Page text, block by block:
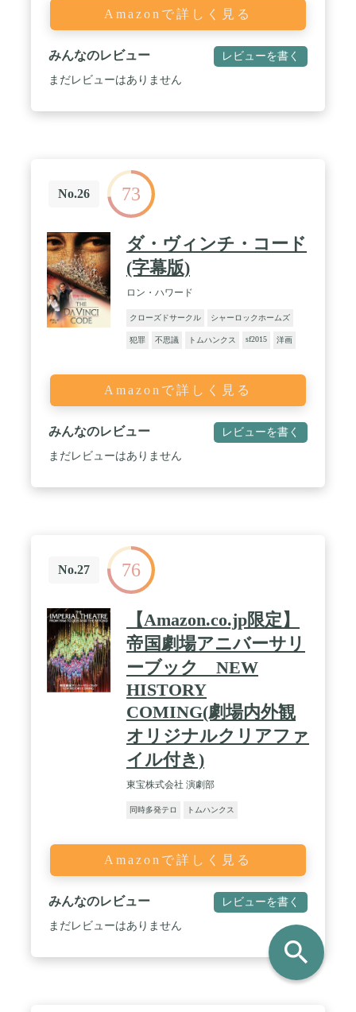
Amazonで詳しく見る
みんなのレビュー レビューを書く
まだレビューはありません
No.26 73
ダ・ヴィンチ・コード
(字幕版)
ロン・ハワード
クローズドサークル シャーロックホームズ
犯罪 不思議 トムハンクス sf2015 洋画
Amazonで詳しく見る
みんなのレビュー レビューを書く
まだレビューはありません
No.27 76
【Amazon.co.jp限定】
帝国劇場アニバーサリ
ーブック NEW
HISTORY
COMING(劇場内外観
オリジナルクリアファ
イル付き)
東宝株式会社 演劇部
同時多発テロ トムハンクス
Amazonで詳しく見る
みんなのレビュー レビューを書く
まだレビューはありません
search